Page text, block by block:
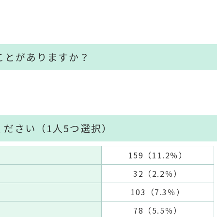
がありますか？
さい（1人5つ選択）
159（11.2％）
32（2.2％）
103（7.3％）
78（5.5％）